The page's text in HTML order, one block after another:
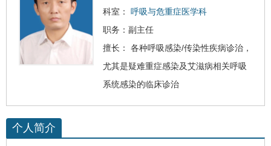
科室： 呼吸与危重症医学科
职务：副主任
擅长： 各种呼吸感染/传染性疾病诊治，
尤其是疑难重症感染及艾滋病相关呼吸
系统感染的临床诊治
个人简介